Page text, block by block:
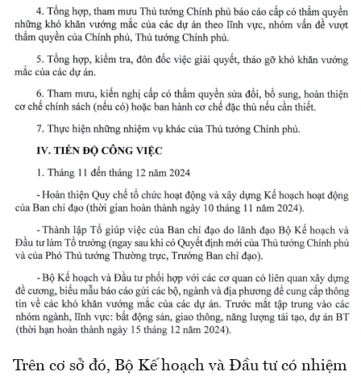
Trên cơ sở đó, Bộ Kế hoạch và Đầu tư có nhiệm